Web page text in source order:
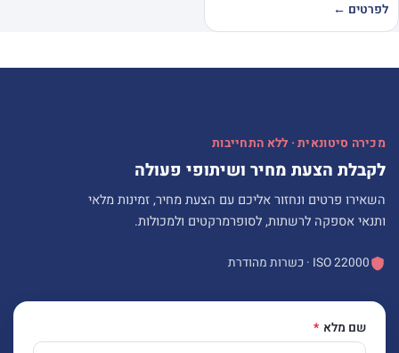
לפרטים ←
מכירה סיטונאית · ללא התחייבות
לקבלת הצעת מחיר ושיתופי פעולה
השאירו פרטים ונחזור אליכם עם הצעת מחיר, זמינות מלאי
ותנאי אספקה לרשתות, לסופרמרקטים ולמכולות.
ISO 22000 · כשרות מהודרת
שם מלא